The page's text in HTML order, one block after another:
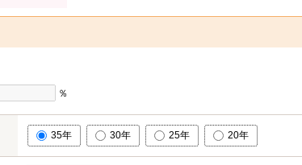
％
35年 30年 25年 20年